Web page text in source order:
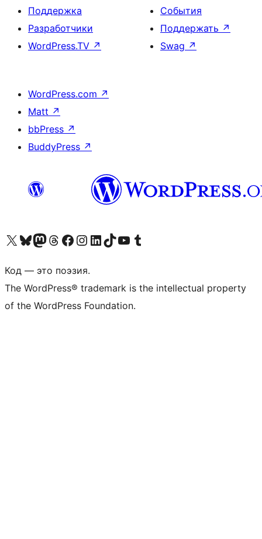
Поддержка
Разработчики
WordPress.TV ↗
События
Поддержать ↗
Swag ↗
WordPress.com ↗
Matt ↗
bbPress ↗
BuddyPress ↗
Посетите нас в X (ранее Twitter)
Посетите нашу учётную запись в Bluesky
Посетите нашу ленту в Mastodon
Посетите нашу учётную запись в Threads
Посетите нашу страницу на Facebook
Посетите наш Instagram
Посетите нашу страницу в LinkedIn
Посетите нашу учётную запись в TikTok
Посетите наш канал YouTube
Посетите нашу учётную запись в Tumblr
Код — это поэзия.
The WordPress® trademark is the intellectual property
of the WordPress Foundation.